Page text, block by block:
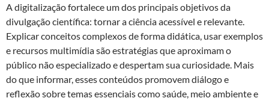
A digitalização fortalece um dos principais objetivos da
divulgação científica: tornar a ciência acessível e relevante.
Explicar conceitos complexos de forma didática, usar exemplos
e recursos multimídia são estratégias que aproximam o
público não especializado e despertam sua curiosidade. Mais
do que informar, esses conteúdos promovem diálogo e
reflexão sobre temas essenciais como saúde, meio ambiente e